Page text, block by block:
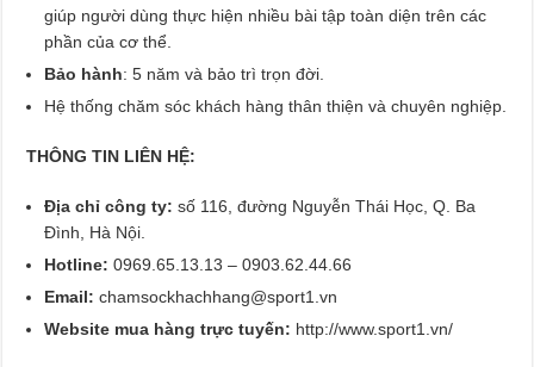
giúp người dùng thực hiện nhiều bài tập toàn diện trên các
phần của cơ thể.
Bảo hành: 5 năm và bảo trì trọn đời.
Hệ thống chăm sóc khách hàng thân thiện và chuyên nghiệp.
THÔNG TIN LIÊN HỆ:
Địa chỉ công ty:số 116, đường Nguyễn Thái Học, Q. Ba
Đình, Hà Nội.
Hotline:0969.65.13.13 – 0903.62.44.66
Email:chamsockhachhang@sport1.vn
Website mua hàng trực tuyến: http://www.sport1.vn/